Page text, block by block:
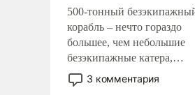
500-тонный
корабль – нечто гораздо
большее, чем небольшие
безэкипажные катера,
применение которых уже
стало обыденностью.
3 комментария